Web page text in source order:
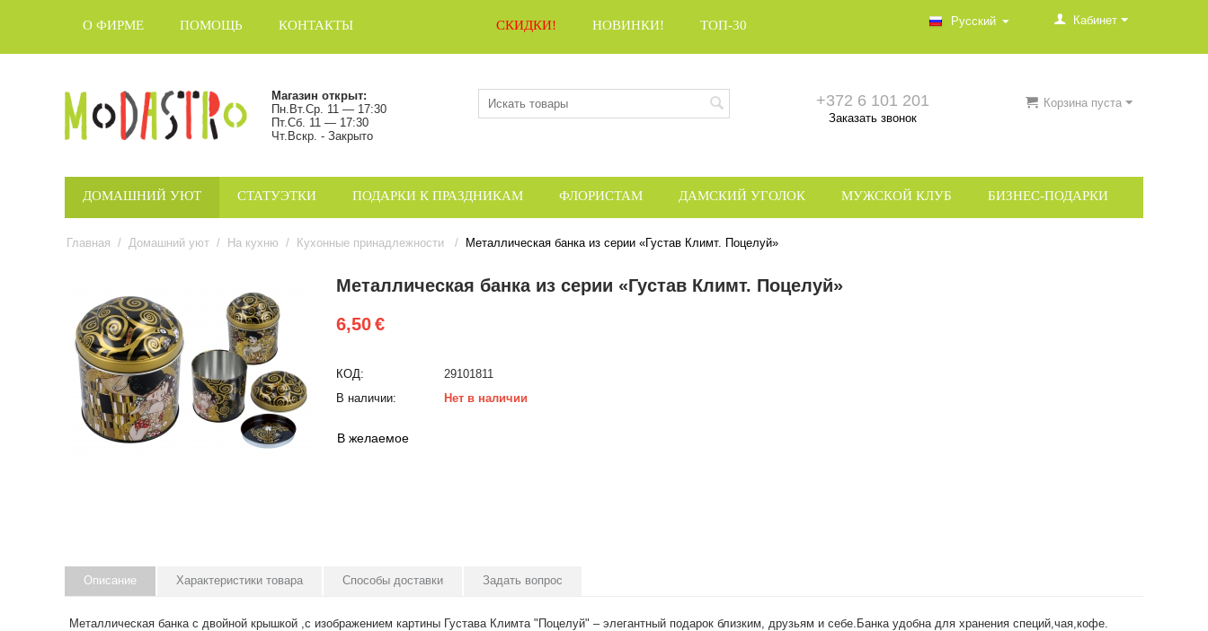
О ФИРМЕ ПОМОЩЬ КОНТАКТЫ СКИДКИ! НОВИНКИ! ТОП-30 Кабинет
Русский
Магазин открыт:
Пн.Вт.Ср. 11 — 17:30
Пт.Сб. 11 — 17:30
Чт.Вскр. - Закрыто
+372 6 101 201
Заказать звонок
Корзина пуста
ДОМАШНИЙ УЮТ СТАТУЭТКИ ПОДАРКИ К ПРАЗДНИКАМ ФЛОРИСТАМ ДАМСКИЙ УГОЛОК МУЖСКОЙ КЛУБ БИЗНЕС-ПОДАРКИ
Главная / Домашний уют / На кухню / Кухонные принадлежности / Металлическая банка из серии «Густав Климт. Поцелуй»
Металлическая банка из серии «Густав Климт. Поцелуй»
6,50€
КОД:
29101811
В наличии:
Нет в наличии
В желаемое
Описание Характеристики товара Способы доставки Задать вопрос
Металлическая банка с двойной крышкой ,с изображением картины Густава Климта "Поцелуй" – элегантный подарок близким, друзьям и себе.Банка удобна для хранения специй,чая,кофе.